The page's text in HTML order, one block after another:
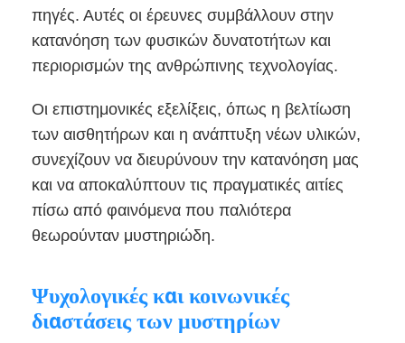
πηγές. Αυτές οι έρευνες συμβάλλουν στην
κατανόηση των φυσικών δυνατοτήτων και
περιορισμών της ανθρώπινης τεχνολογίας.
Οι επιστημονικές εξελίξεις, όπως η βελτίωση
των αισθητήρων και η ανάπτυξη νέων υλικών,
συνεχίζουν να διευρύνουν την κατανόηση μας
και να αποκαλύπτουν τις πραγματικές αιτίες
πίσω από φαινόμενα που παλιότερα
θεωρούνταν μυστηριώδη.
Ψυχολογικές και κοινωνικές
διαστάσεις των μυστηρίων